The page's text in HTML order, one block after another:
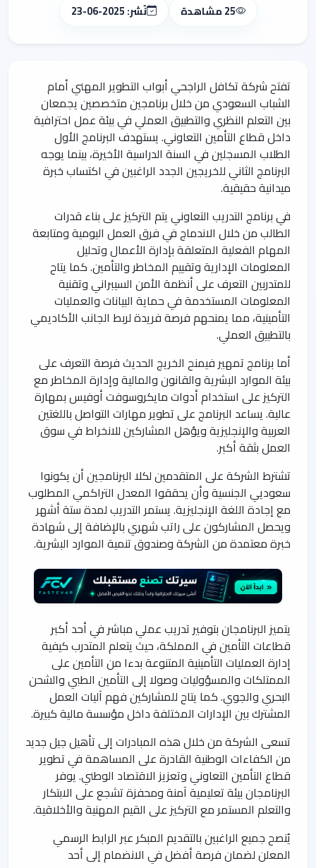
25 مشاهدة نُشر: 2025-06-23
تفتح شركة تكافل الراجحي أبواب التطوير المهني أمام
الشباب السعودي من خلال برنامجين متخصصين يجمعان
بين التعلم النظري والتطبيق العملي في بيئة عمل احترافية
داخل قطاع التأمين التعاوني. يستهدف البرنامج الأول
الطلاب المسجلين في السنة الدراسية الأخيرة، بينما يوجه
البرنامج الثاني للخريجين الجدد الراغبين في اكتساب خبرة
ميدانية حقيقية.
في برنامج التدريب التعاوني يتم التركيز على بناء قدرات
الطالب من خلال الاندماج في فرق العمل اليومية ومتابعة
المهام الفعلية المتعلقة بإدارة الأعمال وتحليل
المعلومات الإدارية وتقييم المخاطر والتأمين. كما يتاح
للمتدربين التعرف على أنظمة الأمن السيبراني وتقنية
المعلومات المستخدمة في حماية البيانات والعمليات
التأمينية، مما يمنحهم فرصة فريدة لربط الجانب الأكاديمي
بالتطبيق العملي.
أما برنامج تمهير فيمنح الخريج الحديث فرصة التعرف على
بيئة الموارد البشرية والقانون والمالية وإدارة المخاطر مع
التركيز على استخدام أدوات مايكروسوفت أوفيس بمهارة
عالية. يساعد البرنامج على تطوير مهارات التواصل باللغتين
العربية والإنجليزية ويؤهل المشاركين للانخراط في سوق
العمل بثقة أكبر.
تشترط الشركة على المتقدمين لكلا البرنامجين أن يكونوا
سعوديي الجنسية وأن يحققوا المعدل التراكمي المطلوب
مع إجادة اللغة الإنجليزية. يستمر التدريب لمدة ستة أشهر
ويحصل المشاركون على راتب شهري بالإضافة إلى شهادة
خبرة معتمدة من الشركة وصندوق تنمية الموارد البشرية.
يتميز البرنامجان بتوفير تدريب عملي مباشر في أحد أكبر
قطاعات التأمين في المملكة، حيث يتعلم المتدرب كيفية
إدارة العمليات التأمينية المتنوعة بدءا من التأمين على
الممتلكات والمسؤوليات وصولا إلى التأمين الطبي والشحن
البحري والجوي. كما يتاح للمشاركين فهم آليات العمل
المشترك بين الإدارات المختلفة داخل مؤسسة مالية كبيرة.
تسعى الشركة من خلال هذه المبادرات إلى تأهيل جيل جديد
من الكفاءات الوطنية القادرة على المساهمة في تطوير
قطاع التأمين التعاوني وتعزيز الاقتصاد الوطني. يوفر
البرنامجان بيئة تعليمية آمنة ومحفزة تشجع على الابتكار
والتعلم المستمر مع التركيز على القيم المهنية والأخلاقية.
يُنصح جميع الراغبين بالتقديم المبكر عبر الرابط الرسمي
المعلن لضمان فرصة أفضل في الانضمام إلى أحد